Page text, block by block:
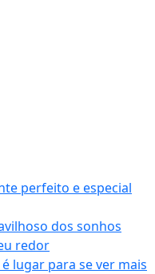
perfeito e especial
dos sonhos
redor
lugar para se ver mais